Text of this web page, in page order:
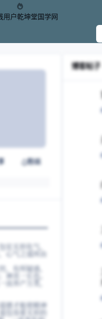
用户乾坤堂国学网
粉丝
无形化气，
心气之道所由
有所疑惑，
其一长也。
养产万类，
德才能使精神
容着无形的
博客帖子
三伏已至，